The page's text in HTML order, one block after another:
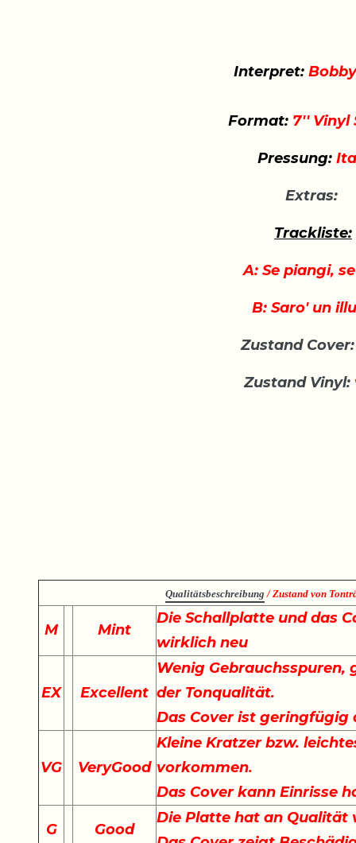
Interpret:
Format:7'' Vinyl
Pressung:
Extras:
Trackliste:
A: Se piangi,
B: Saro' un
Zustand Cover:
Zustand Vinyl:
Qualitätsbeschreibung / Zustand von
M Mint
Die Schallplatte und das
wirklich neu
EX Excellent
Wenig
der Tonqualität.
Das Cover ist
VG VeryGood
Kleine Kratzer bzw.
vorkommen.
Das Cover kann Einrisse
G Good
Die Platte hat an